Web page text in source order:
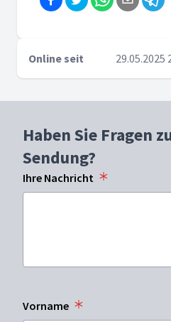
Online seit 29.05.2025
Haben Sie Fragen
Sendung?
Ihre Nachricht
Vorname